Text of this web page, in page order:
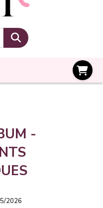
-
2026